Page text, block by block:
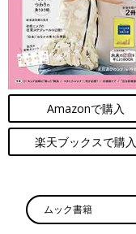
Amazonで購入
楽天ブックスで購入
ムック書籍